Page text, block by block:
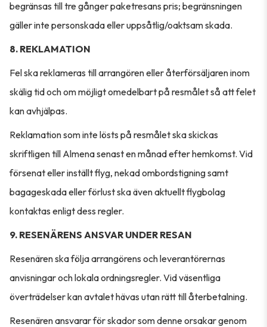
begränsas till tre gånger paketresans pris; begränsningen
gäller inte personskada eller uppsåtlig/oaktsam skada.
8. REKLAMATION
Fel ska reklameras till arrangören eller återförsäljaren inom
skälig tid och om möjligt omedelbart på resmålet så att felet
kan avhjälpas.
Reklamation som inte lösts på resmålet ska skickas
skriftligen till Almena senast en månad efter hemkomst. Vid
försenat eller inställt flyg, nekad ombordstigning samt
bagageskada eller förlust ska även aktuellt flygbolag
kontaktas enligt dess regler.
9. RESENÄRENS ANSVAR UNDER RESAN
Resenären ska följa arrangörens och leverantörernas
anvisningar och lokala ordningsregler. Vid väsentliga
överträdelser kan avtalet hävas utan rätt till återbetalning.
Resenären ansvarar för skador som denne orsakar genom